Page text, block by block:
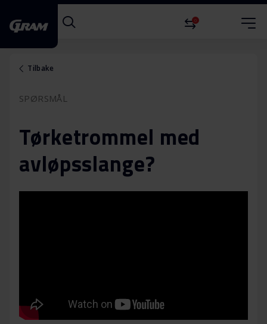
0
Tilbake
SPØRSMÅL
Tørketrommel med
avløpsslange?